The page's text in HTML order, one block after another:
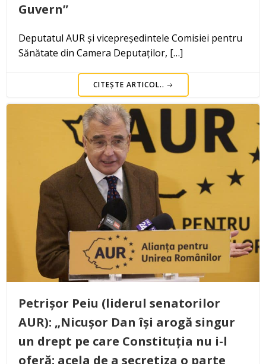
Guvern”
Deputatul AUR și vicepreședintele Comisiei pentru
Sănătate din Camera Deputaților, […]
CITEȘTE ARTICOL..
Petrișor Peiu (liderul senatorilor
AUR): „Nicușor Dan își arogă singur
un drept pe care Constituția nu i-l
oferă: acela de a secretiza o parte